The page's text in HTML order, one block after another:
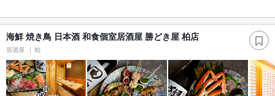
海鮮 焼き鳥 日本酒 和食個室居酒屋 勝どき屋 柏店
居酒屋 柏